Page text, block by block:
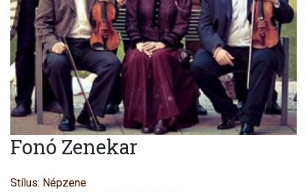
Fonó Zenekar
Stílus: Népzene